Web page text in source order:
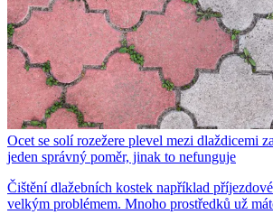
Ocet se solí rozežere plevel mezi dlaždicemi
jeden správný poměr, jinak to nefunguje
Čištění dlažebních kostek například
velkým problémem. Mnoho prostředků už